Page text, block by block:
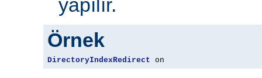
yapılır.
Örnek
DirectoryIndexRedirect on